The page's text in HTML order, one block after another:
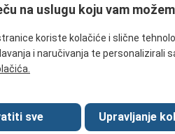
24V
na uslugu koju vam
koriste kolačiće i slične
i naručivanja te personalizirali
sve Upravljanje